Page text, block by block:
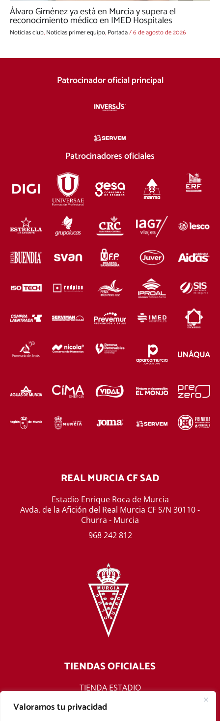
Valoramos tu privacidad
Álvaro Giménez ya está en Murcia y supera el
reconocimiento médico en IMED Hospitales
Noticias club,Noticias primer equipo,Portada/6 de agosto de 2026
Patrocinador oficial principal
Patrocinadores oficiales
REAL MURCIA CF SAD
Estadio Enrique Roca de Murcia
Avda. de la Afición del Real Murcia CF S/N 30110 -
Churra - Murcia
968 242 812
TIENDAS OFICIALES
TIENDA ESTADIO
TIENDA ONLINE